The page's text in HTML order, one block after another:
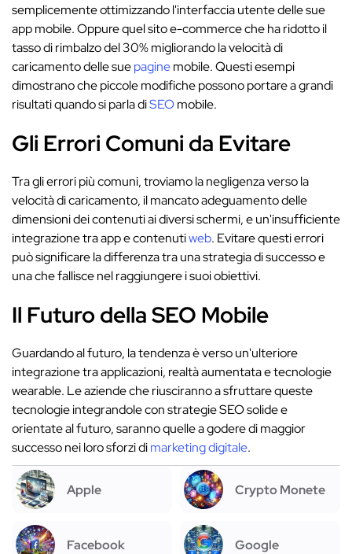
semplicemente ottimizzando l'interfaccia utente delle sue
app mobile. Oppure quel sito e-commerce che ha ridotto il
tasso di rimbalzo del 30% migliorando la velocità di
caricamento delle suepaginemobile. Questi esempi
dimostrano che piccole modifiche possono portare a grandi
risultati quando si parla diSEOmobile.
Gli Errori Comuni da Evitare
Tra gli errori più comuni, troviamo la negligenza verso la
velocità di caricamento, il mancato adeguamento delle
dimensioni dei contenuti ai diversi schermi, e un'insufficiente
integrazione tra app e contenutiweb. Evitare questi errori
può significare la differenza tra una strategia di successo e
una che fallisce nel raggiungere i suoi obiettivi.
Il Futuro della SEO Mobile
Guardando al futuro, la tendenza è verso un'ulteriore
integrazione tra applicazioni, realtà aumentata e tecnologie
wearable. Le aziende che riusciranno a sfruttare queste
tecnologie integrandole con strategie SEO solide e
orientate al futuro, saranno quelle a godere di maggior
successo nei loro sforzi dimarketing digitale.
Apple Crypto Monete
Facebook Google